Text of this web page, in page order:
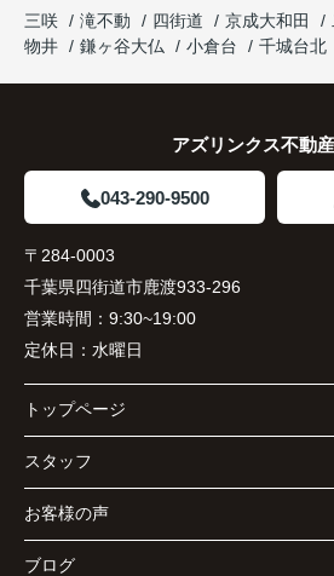
三咲
滝不動 四街道 京成大和田
物井
鎌ヶ谷大仏 小倉台 千城台北
アズリンクス不動
043-290-9500
〒284-0003
千葉県四街道市鹿渡933-296
営業時間： 9:30~19:00
定休日： 水曜日
トップページ
スタッフ
お客様の声
ブログ